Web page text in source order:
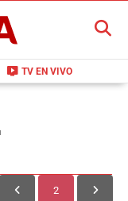
live_tv TV EN VIVO
BUSCAR
2